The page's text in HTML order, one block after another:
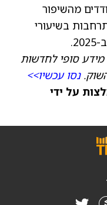
מהשיפור
בשיעורי
סופי לחדשות
נסו עכשיו>>
על ידי